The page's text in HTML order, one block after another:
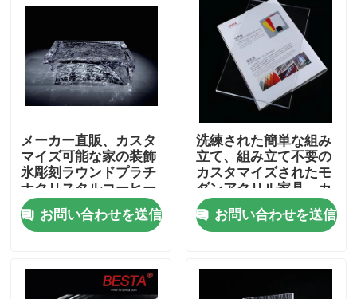
メーカー直販、カスタ
マイズ可能な家の装飾
氷彫刻ラウンドプラチ
ナクリスタルコーヒー
テーブル
お問い合わせを送信
洗練された簡単な組み
立て、組み立て不要の
カスタマイズされたモ
ダンアクリル家具、カ
スタマイズ可能な色
お問い合わせを送信